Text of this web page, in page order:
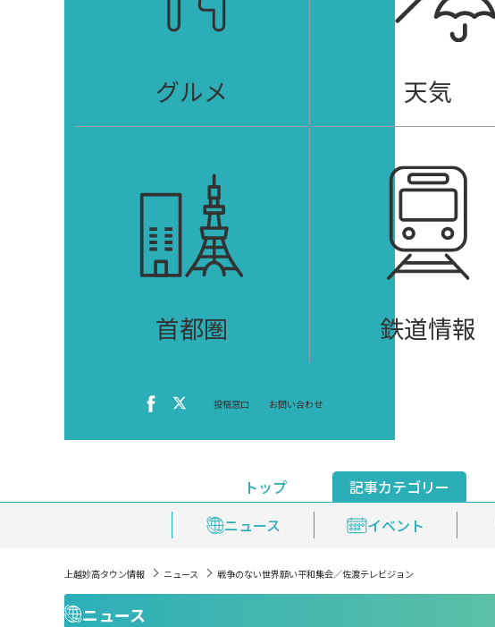
グルメ 天気
首都圏 鉄道情報
投稿窓口 お問い合わせ
トップ
記事カテゴリー
ニュース
イベント
おくやみ情報
安全安心
ライブ配信
上越妙高タウン情報 ニュース 戦争のない世界願い平和集会／佐渡テレビジョン
ニュース